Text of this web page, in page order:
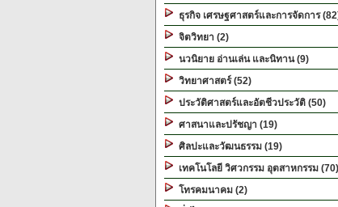
ธุรกิจ เศรษฐศาสตร์และการจัดการ
จิตวิทยา (2)
นวนิยาย อ่านเล่น และนิทาน (9)
วิทยาศาสตร์ (52)
ประวัติศาสตร์และอัตชีวประวัติ (50)
ศาสนาและปรัชญา (19)
ศิลปะและวัฒนธรรม (19)
เทคโนโลยี วิศวกรรม อุตสาหกรรม (70)
โทรคมนาคม (2)